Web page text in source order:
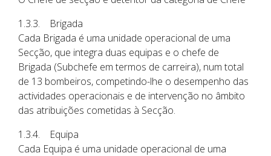
1.3.3. Brigada
Cada Brigada é uma unidade operacional de uma
Secção, que integra duas equipas e o chefe de
Brigada (Subchefe em termos de carreira), num total
de 13 bombeiros, competindo-lhe o desempenho das
actividades operacionais e de intervenção no âmbito
das atribuições cometidas à Secção.
1.3.4. Equipa
Cada Equipa é uma unidade operacional de uma